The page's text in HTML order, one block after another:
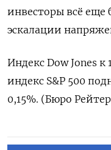
инвесторы всё
эскалации
Индекс Dow Jones
индекс S&P 500
0,15%. (Бюро